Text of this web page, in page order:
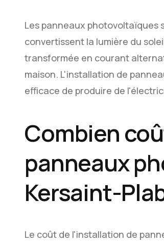
Les panneaux photovoltaïques
convertissent la lumière du
transformée en courant
maison. L'installation de
efficace de produire de
Combien
panneaux
Kersaint-
Le coût de l'installation de